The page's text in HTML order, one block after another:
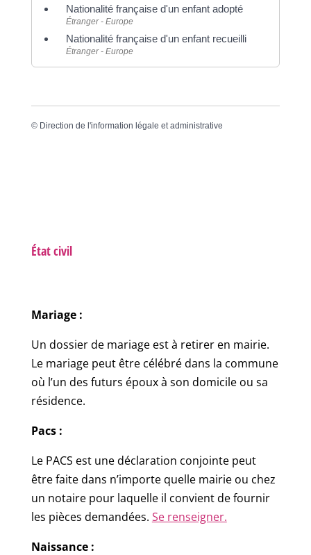
Nationalité française d'un enfant adopté
Étranger - Europe
Nationalité française d'un enfant recueilli
Étranger - Europe
© Direction de l'information légale et administrative
État civil
Mariage :
Un dossier de mariage est à retirer en mairie.
Le mariage peut être célébré dans la commune
où l’un des futurs époux à son domicile ou sa
résidence.
Pacs :
Le PACS est une déclaration conjointe peut
être faite dans n’importe quelle mairie ou chez
un notaire pour laquelle il convient de fournir
les pièces demandées. Se renseigner.
Naissance :